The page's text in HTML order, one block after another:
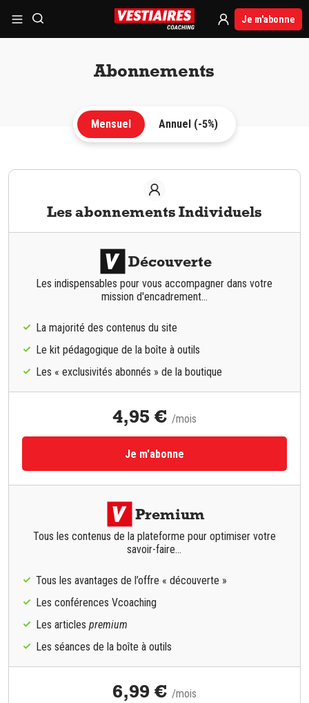
Je m'abonne
Abonnements
Mensuel Annuel (-5%)
Les abonnements Individuels
Découverte
Les indispensables pour vous accompagner dans votre
mission d'encadrement...
La majorité des contenus du site
Le kit pédagogique de la boîte à outils
Les « exclusivités abonnés » de la boutique
4,95 € /mois
Je m'abonne
Premium
Tous les contenus de la plateforme pour optimiser votre
savoir-faire...
Tous les avantages de l’offre « découverte »
Les conférences Vcoaching
Les articles premium
Les séances de la boîte à outils
6,99 € /mois